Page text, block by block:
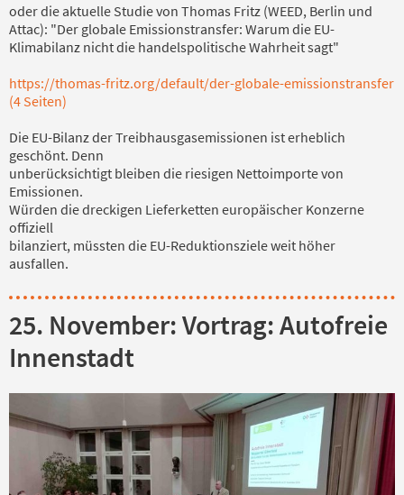
oder die aktuelle Studie von Thomas Fritz (WEED, Berlin und
Attac): "Der globale Emissionstransfer: Warum die EU-
Klimabilanz nicht die handelspolitische Wahrheit sagt"
https://thomas-fritz.org/default/der-globale-emissionstransfer
(4 Seiten)
Die EU-Bilanz der Treibhausgasemissionen ist erheblich
geschönt. Denn
unberücksichtigt bleiben die riesigen Nettoimporte von
Emissionen.
Würden die dreckigen Lieferketten europäischer Konzerne
offiziell
bilanziert, müssten die EU-Reduktionsziele weit höher
ausfallen.
25. November: Vortrag: Autofreie
Innenstadt